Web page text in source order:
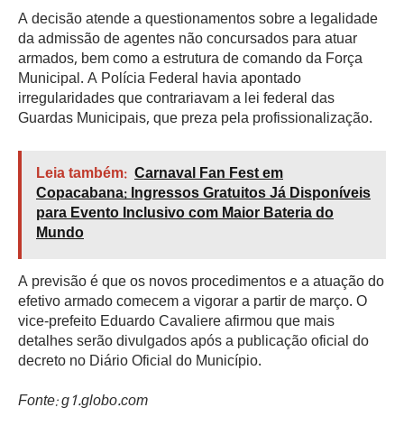
A decisão atende a questionamentos sobre a legalidade
da admissão de agentes não concursados para atuar
armados, bem como a estrutura de comando da Força
Municipal. A Polícia Federal havia apontado
irregularidades que contrariavam a lei federal das
Guardas Municipais, que preza pela profissionalização.
Leia também: Carnaval Fan Fest em
Copacabana: Ingressos Gratuitos Já Disponíveis
para Evento Inclusivo com Maior Bateria do
Mundo
A previsão é que os novos procedimentos e a atuação do
efetivo armado comecem a vigorar a partir de março. O
vice-prefeito Eduardo Cavaliere afirmou que mais
detalhes serão divulgados após a publicação oficial do
decreto no Diário Oficial do Município.
Fonte: g1.globo.com